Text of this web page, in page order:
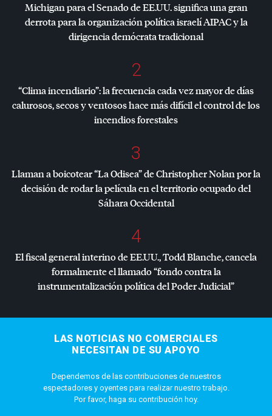
Michigan para el Senado de EE.UU. significa una gran
derrota para la organización política israelíAIPACy la
dirigencia demócrata tradicional
2
“Clima incendiario”: la frecuencia cada vez mayor de días
calurosos, secos y ventosos hace más difícil el control de los
incendios forestales
3
Llaman a boicotear “La Odisea” de Christopher Nolan por la
decisión de rodar la película en el territorio ocupado del
Sáhara Occidental
4
El fiscal general interino de EE.UU., Todd Blanche, cancela
formalmente el llamado “fondo contra la
instrumentalización política del Poder Judicial”
LAS NOTICIAS NO COMERCIALES
NECESITAN DE SU APOYO
Dependemos de las contribuciones de nuestros
espectadores y oyentes para realizar nuestro trabajo.
Por favor, haga su contribución hoy.